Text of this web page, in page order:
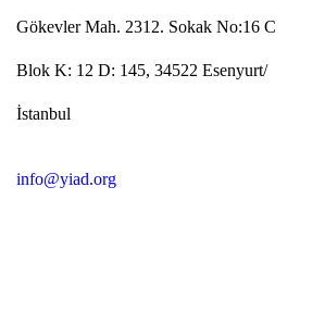
Gökevler Mah. 2312. Sokak No:16 C
Blok K: 12 D: 145, 34522 Esenyurt/
İstanbul
info@yiad.org